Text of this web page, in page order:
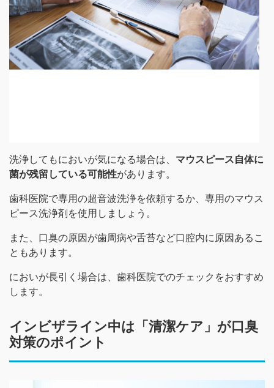
洗浄してもにおいが気になる場合は、 マウスピース自体に
菌が残留している可能性があります。
歯科医院で専用の超音波洗浄を依頼するか、専用のマウス
ピース洗浄剤を使用しましょう。
また、口臭の原因が歯周病や舌苔など口腔内に原因あるこ
ともあります。
においが長引く場合は、歯科医院でのチェックをおすすめ
します。
インビザライン中は「清潔ケア」が口臭
対策のポイント